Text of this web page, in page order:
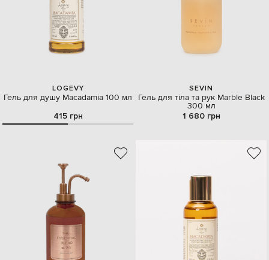
LOGEVY
Гель для душу Macadamia 100 мл
415 грн
SEVIN
Гель для тіла та рук Marble Black
300 мл
1 680 грн